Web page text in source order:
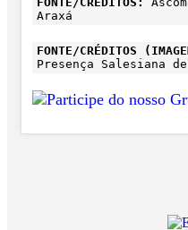
Araxá
FONTE/CRÉDITOS
Presença Salesiana